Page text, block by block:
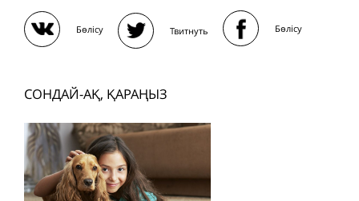
Бөлісу Твитнуть Бөлісу
СОНДАЙ-АҚ, ҚАРАҢЫЗ